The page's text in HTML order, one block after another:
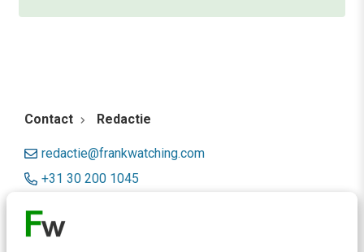
Contact Redactie
redactie@frankwatching.com
+31 30 200 1045
Meer contactopties